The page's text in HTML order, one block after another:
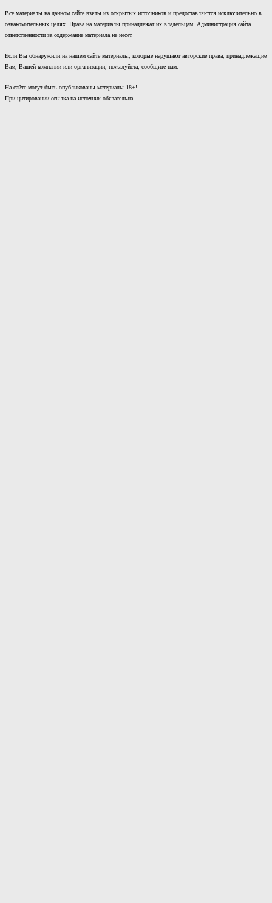
Все материалы на данном сайте взяты из открытых источников и предоставляются исключительно в
ознакомительных целях. Права на материалы принадлежат их владельцам. Администрация сайта
ответственности за содержание материала не несет.
Если Вы обнаружили на нашем сайте материалы, которые нарушают авторские права, принадлежащие
Вам, Вашей компании или организации, пожалуйста, сообщите нам.
На сайте могут быть опубликованы материалы 18+!
При цитировании ссылка на источник обязательна.